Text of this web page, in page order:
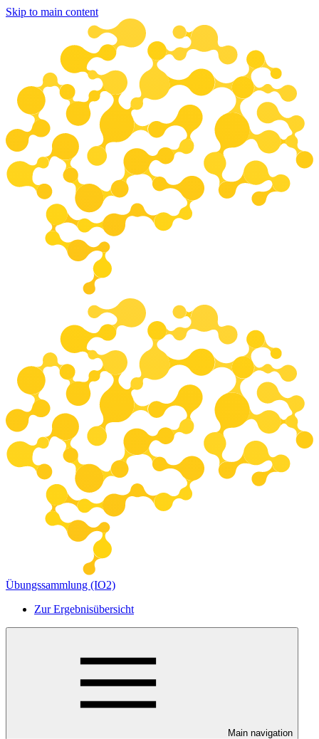
Skip to main content
Übungssammlung (IO2)
Zur Ergebnisübersicht
Main navigation